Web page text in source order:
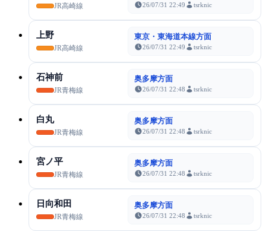
JR高崎線 26/07/31 22:49 tsrknic
上野
JR高崎線
東京・東海道本線方面
26/07/31 22:49 tsrknic
石神前
JR青梅線
奥多摩方面
26/07/31 22:48 tsrknic
白丸
JR青梅線
奥多摩方面
26/07/31 22:48 tsrknic
宮ノ平
JR青梅線
奥多摩方面
26/07/31 22:48 tsrknic
日向和田
JR青梅線
奥多摩方面
26/07/31 22:48 tsrknic